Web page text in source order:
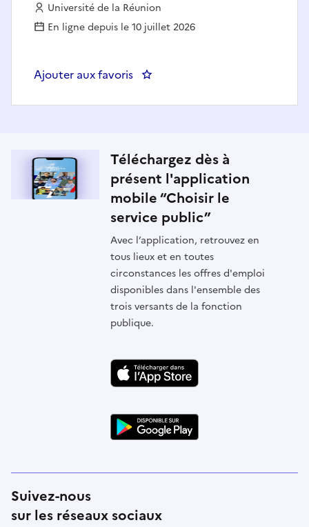
Employeur :
Université de la Réunion
En ligne depuis le 10 juillet 2026
Ajouter aux favoris : Référent.e Pépite et Animation
Téléchargez dès à
présent l'application
mobile “Choisir le
service public”
Avec l’application, retrouvez en
tous lieux et en toutes
circonstances les offres d'emploi
disponibles dans l'ensemble des
trois versants de la fonction
publique.
Suivez-nous
sur les réseaux sociaux